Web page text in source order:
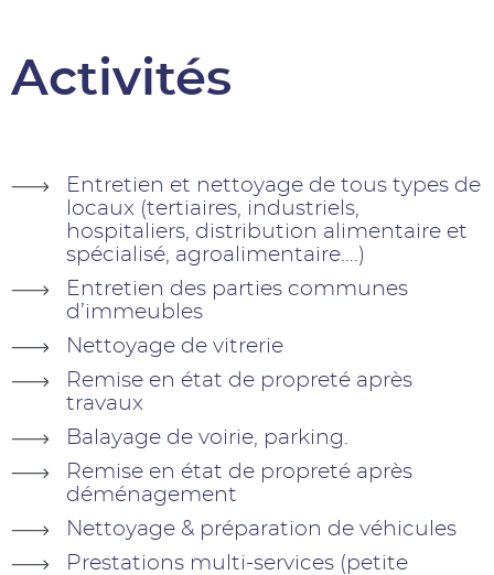
Activités
Entretien et nettoyage de tous types de
locaux (tertiaires, industriels,
hospitaliers, distribution alimentaire et
spécialisé, agroalimentaire….)
Entretien des parties communes
d’immeubles
Nettoyage de vitrerie
Remise en état de propreté après
travaux
Balayage de voirie, parking.
Remise en état de propreté après
déménagement
Nettoyage & préparation de véhicules
Prestations multi-services (petite